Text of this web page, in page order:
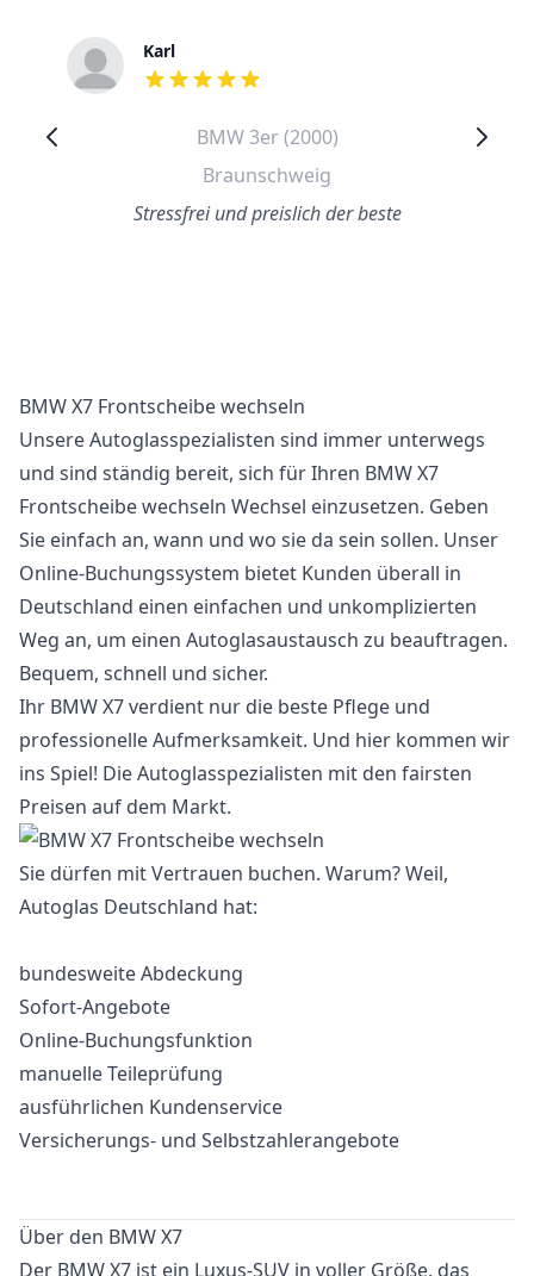
Karl
out of 5 stars
BMW 3er (2000)
Braunschweig
Stressfrei und preislich der beste
BMW X7 Frontscheibe wechseln
Unsere Autoglasspezialisten sind immer unterwegs
und sind ständig bereit, sich für Ihren BMW X7
Frontscheibe wechseln Wechsel einzusetzen. Geben
Sie einfach an, wann und wo sie da sein sollen. Unser
Online-Buchungssystem bietet Kunden überall in
Deutschland einen einfachen und unkomplizierten
Weg an, um einen Autoglasaustausch zu beauftragen.
Bequem, schnell und sicher.
Ihr BMW X7 verdient nur die beste Pflege und
professionelle Aufmerksamkeit. Und hier kommen wir
ins Spiel! Die Autoglasspezialisten mit den fairsten
Preisen auf dem Markt.
Sie dürfen mit Vertrauen buchen. Warum? Weil,
Autoglas Deutschland hat:
bundesweite Abdeckung
Sofort-Angebote
Online-Buchungsfunktion
manuelle Teileprüfung
ausführlichen Kundenservice
Versicherungs- und Selbstzahlerangebote
Über den BMW X7
Der BMW X7 ist ein Luxus-SUV in voller Größe, das